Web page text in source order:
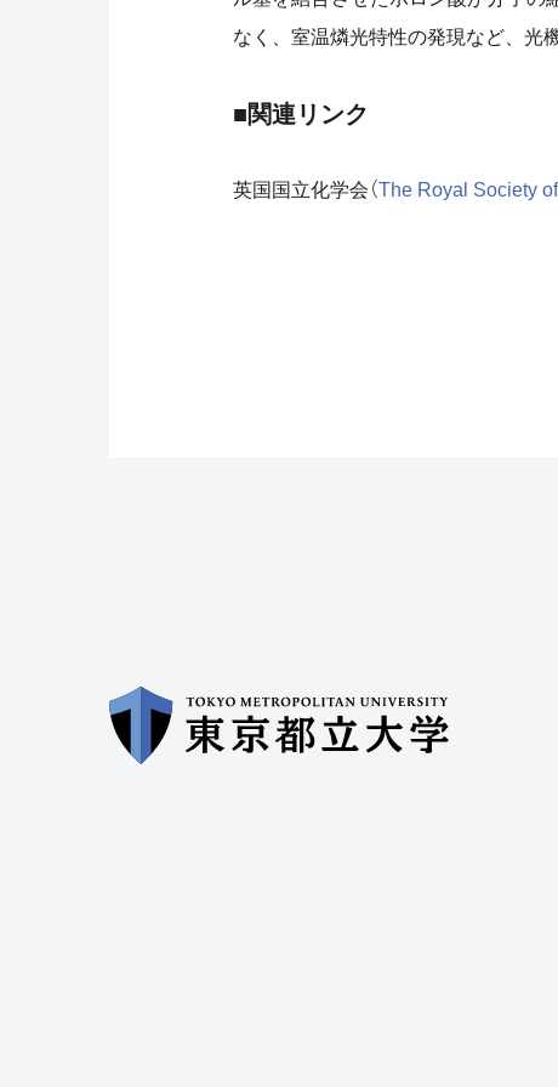
なく、室温燐光特性の発現など、光
■関連リンク
英国国立化学会（The Royal Society of